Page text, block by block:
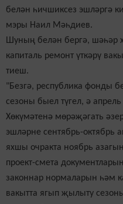
белән һичшиксез эшләргә
мэры Наил Мәһдиев.
Шуның белән бергә, шәһәр
капиталь ремонт үткәрү
тиеш.
"Безгә, республика фонды
сезоны быел түгел, ә
Хөкүмәтенә мөрәҗәгать
эшләрне сентябрь-октябрь
яхшы очракта ноябрь
проект-смета
законнар нормаларын һәм
вакытта ягып җылыту